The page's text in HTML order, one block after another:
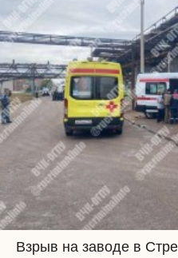
Взрыв на заводе в